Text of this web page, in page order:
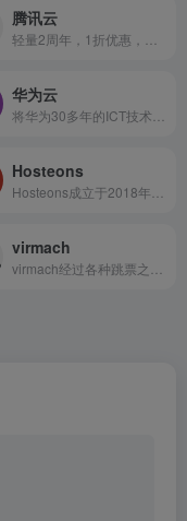
腾讯云
华为云
Hosteons
virmach